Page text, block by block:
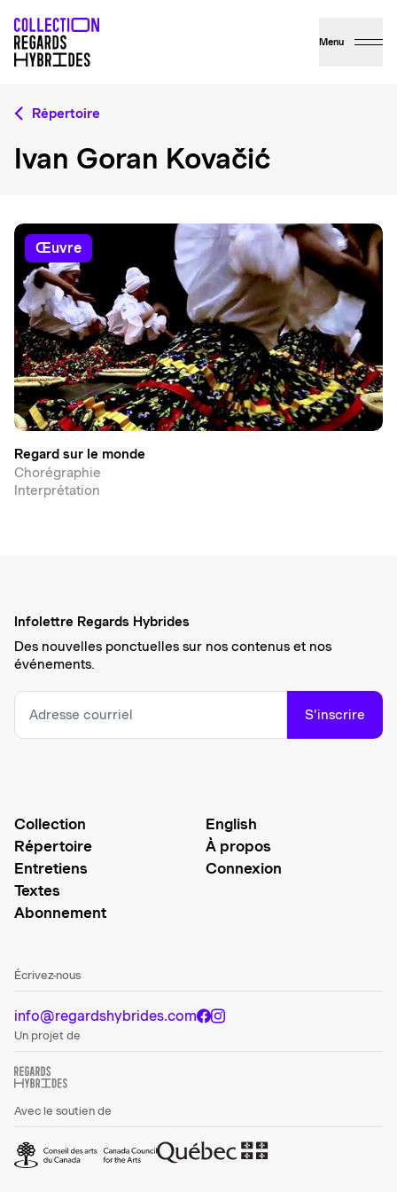
Menu
Répertoire
Ivan Goran Kovačić
œuvre
Regard sur le monde
Chorégraphie
Interprétation
Infolettre Regards Hybrides
Des nouvelles ponctuelles sur nos contenus et nos
événements.
S’inscrire
Collection
Répertoire
Entretiens
Textes
Abonnement
English
À propos
Connexion
Écrivez-nous
info@regardshybrides.com
Un projet de
Avec le soutien de